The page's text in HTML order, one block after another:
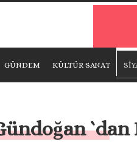
GÜNDEM KÜLTÜR SANAT
`dan